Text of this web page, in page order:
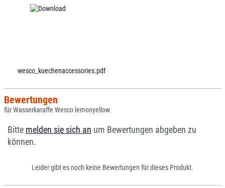
wesco_kuechenaccessories.pdf
Bewertungen
für Wasserkaraffe Wesco lemonyellow
Bitte melden sie sich an um Bewertungen abgeben zu
können.
Leider gibt es noch keine Bewertungen für dieses Produkt.